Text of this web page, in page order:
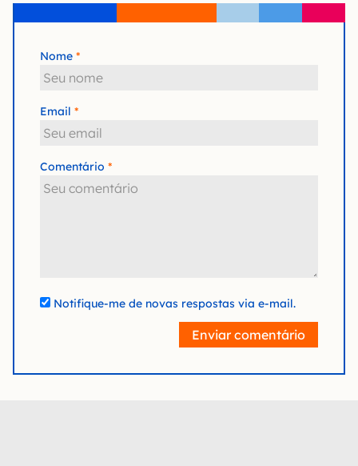
Nome
Email
Comentário
Notifique-me de novas respostas via e-mail.
Enviar comentário